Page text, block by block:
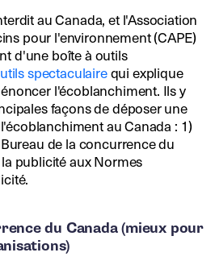
au Canada, et l'Association
pour l'environnement (CAPE)
d'une boîte à outils
spectaculairequi explique
l'écoblanchiment. Ils y
façons de déposer une
au Canada : 1)
de la concurrence du
publicité aux Normes
du Canada (mieux pour